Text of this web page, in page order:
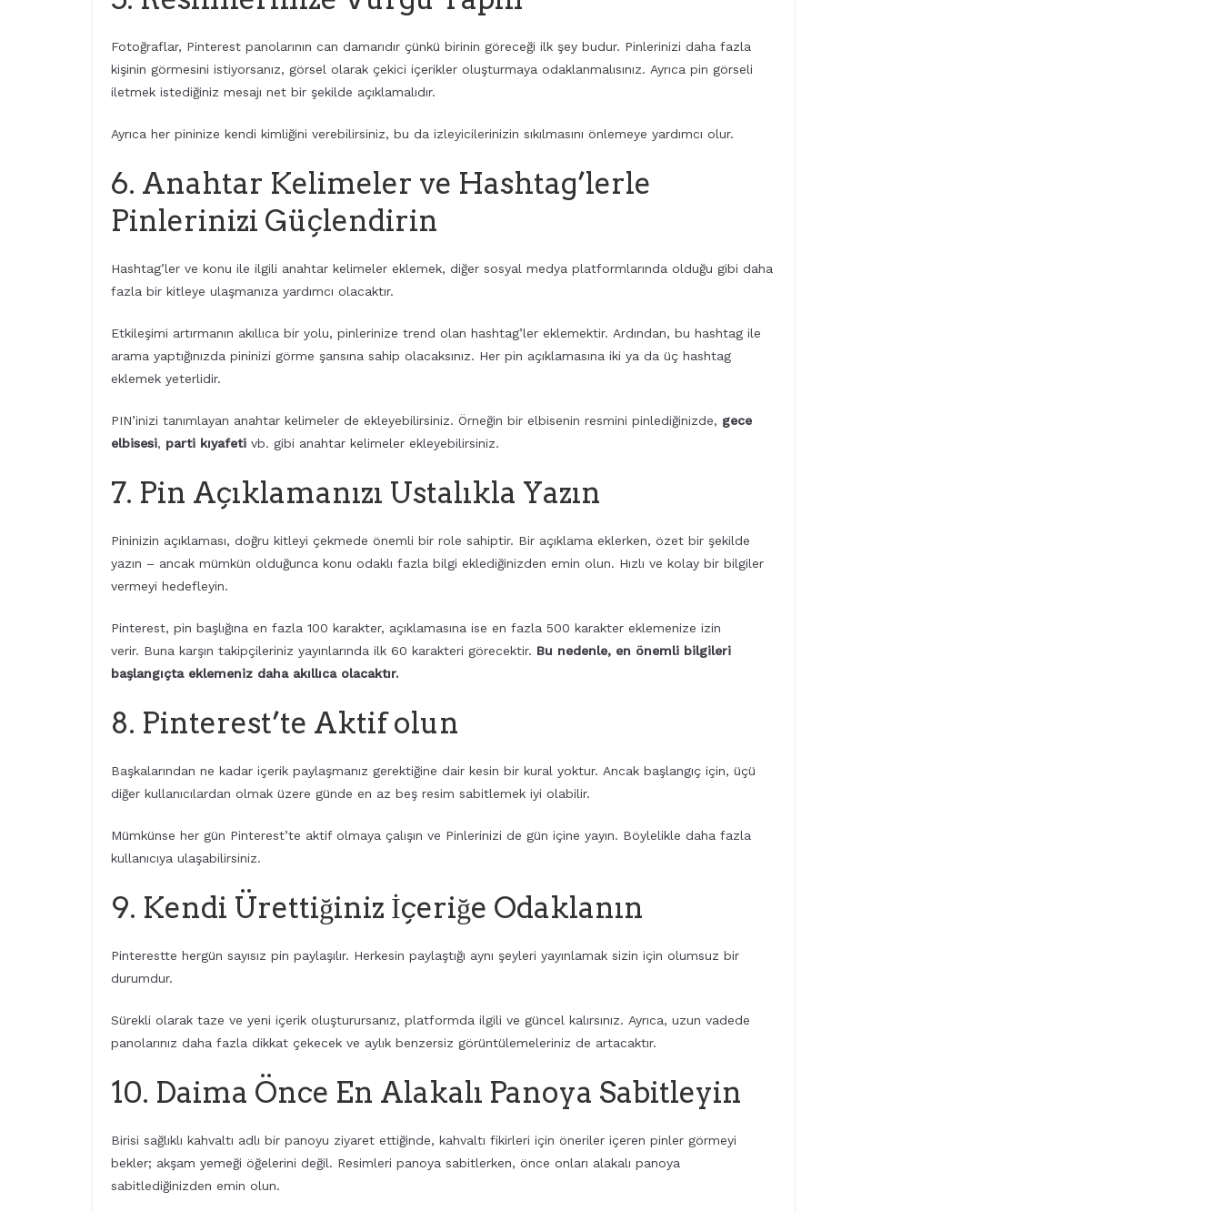
Fotoğraflar, Pinterest panolarının can damarıdır çünkü birinin göreceği ilk şey budur. Pinlerinizi daha fazla
kişinin görmesini istiyorsanız, görsel olarak çekici içerikler oluşturmaya odaklanmalısınız. Ayrıca pin görseli
iletmek istediğiniz mesajı net bir şekilde açıklamalıdır.
Ayrıca her pininize kendi kimliğini verebilirsiniz, bu da izleyicilerinizin sıkılmasını önlemeye yardımcı olur.
6. Anahtar Kelimeler ve Hashtag’lerle
Pinlerinizi Güçlendirin
Hashtag’ler ve konu ile ilgili anahtar kelimeler eklemek, diğer sosyal medya platformlarında olduğu gibi daha
fazla bir kitleye ulaşmanıza yardımcı olacaktır.
Etkileşimi artırmanın akıllıca bir yolu, pinlerinize trend olan hashtag’ler eklemektir. Ardından, bu hashtag ile
arama yaptığınızda pininizi görme şansına sahip olacaksınız. Her pin açıklamasına iki ya da üç hashtag
eklemek yeterlidir.
PIN’inizi tanımlayan anahtar kelimeler de ekleyebilirsiniz. Örneğin bir elbisenin resmini pinlediğinizde, gece
elbisesi, parti kıyafeti vb. gibi anahtar kelimeler ekleyebilirsiniz.
7. Pin Açıklamanızı Ustalıkla Yazın
Pininizin açıklaması, doğru kitleyi çekmede önemli bir role sahiptir. Bir açıklama eklerken, özet bir şekilde
yazın – ancak mümkün olduğunca konu odaklı fazla bilgi eklediğinizden emin olun. Hızlı ve kolay bir bilgiler
vermeyi hedefleyin.
Pinterest, pin başlığına en fazla 100 karakter, açıklamasına ise en fazla 500 karakter eklemenize izin
verir. Buna karşın takipçileriniz yayınlarında ilk 60 karakteri görecektir. Bu nedenle, en önemli bilgileri
başlangıçta eklemeniz daha akıllıca olacaktır.
8. Pinterest’te Aktif olun
Başkalarından ne kadar içerik paylaşmanız gerektiğine dair kesin bir kural yoktur. Ancak başlangıç için, üçü
diğer kullanıcılardan olmak üzere günde en az beş resim sabitlemek iyi olabilir.
Mümkünse her gün Pinterest’te aktif olmaya çalışın ve Pinlerinizi de gün içine yayın. Böylelikle daha fazla
kullanıcıya ulaşabilirsiniz.
9. Kendi Ürettiğiniz İçeriğe Odaklanın
Pinterestte hergün sayısız pin paylaşılır. Herkesin paylaştığı aynı şeyleri yayınlamak sizin için olumsuz bir
durumdur.
Sürekli olarak taze ve yeni içerik oluşturursanız, platformda ilgili ve güncel kalırsınız. Ayrıca, uzun vadede
panolarınız daha fazla dikkat çekecek ve aylık benzersiz görüntülemeleriniz de artacaktır.
10. Daima Önce En Alakalı Panoya Sabitleyin
Birisi sağlıklı kahvaltı adlı bir panoyu ziyaret ettiğinde, kahvaltı fikirleri için öneriler içeren pinler görmeyi
bekler; akşam yemeği öğelerini değil. Resimleri panoya sabitlerken, önce onları alakalı panoya
sabitlediğinizden emin olun.